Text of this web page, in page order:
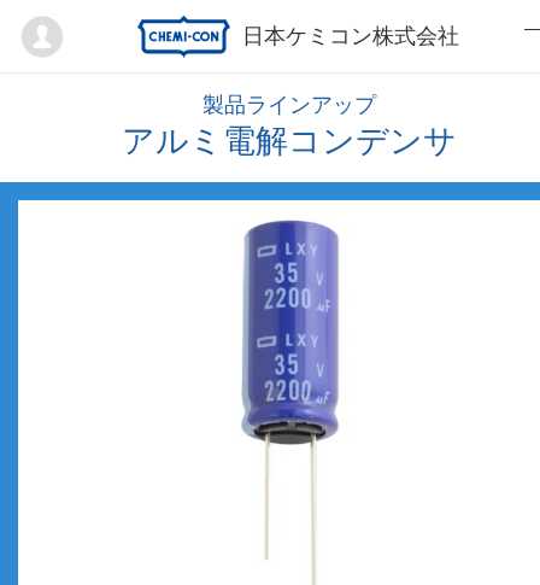
日本ケミコン株式会社
Mypage
製品ラインアップ
アルミ電解コンデンサ